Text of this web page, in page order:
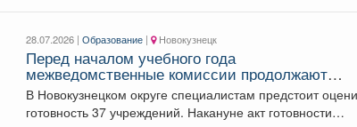
28.07.2026 |Образование | Новокузнецк
Перед началом учебного года
межведомственные комиссии продолжают
приемку образовательных организаций.
В Новокузнецком округе специалистам предстоит
готовность 37 учреждений. Накануне акт готовности